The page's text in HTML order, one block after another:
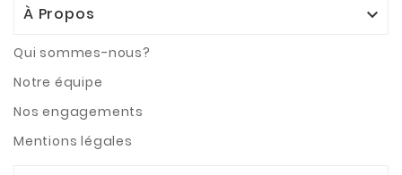
À Propos 
Qui sommes-nous?
Notre équipe
Nos engagements
Mentions légales